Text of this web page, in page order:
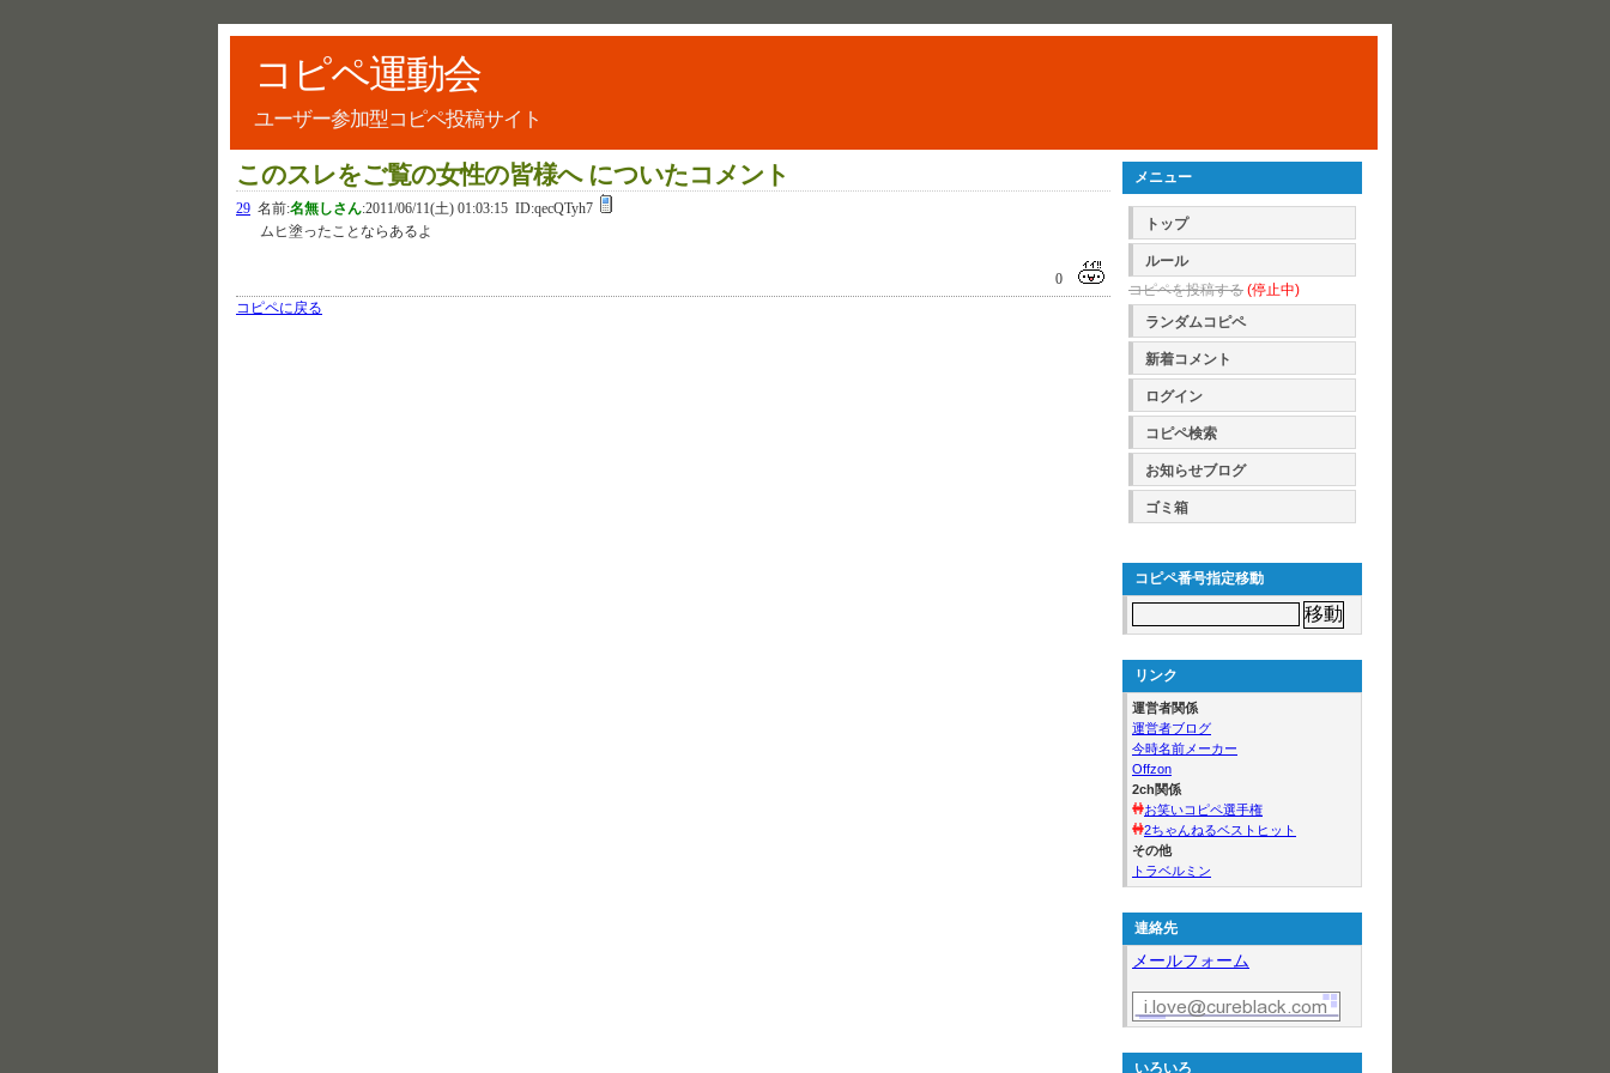
コピペ運動会
ユーザー参加型コピペ投稿サイト
このスレをご覧の女性の皆様へ についたコメント
29 名前:名無しさん:2011/06/11(土) 01:03:15 ID:qecQTyh7
ムヒ塗ったことならあるよ
0
コピペに戻る
メニュー
トップ
ルール
コピペを投稿する (停止中)
ランダムコピペ
新着コメント
ログイン
コピペ検索
お知らせブログ
ゴミ箱
コピペ番号指定移動
リンク
運営者関係
運営者ブログ
今時名前メーカー
Offzon
2ch関係
お笑いコピペ選手権
2ちゃんねるベストヒット
その他
トラベルミン
連絡先
メールフォーム
いろいろ